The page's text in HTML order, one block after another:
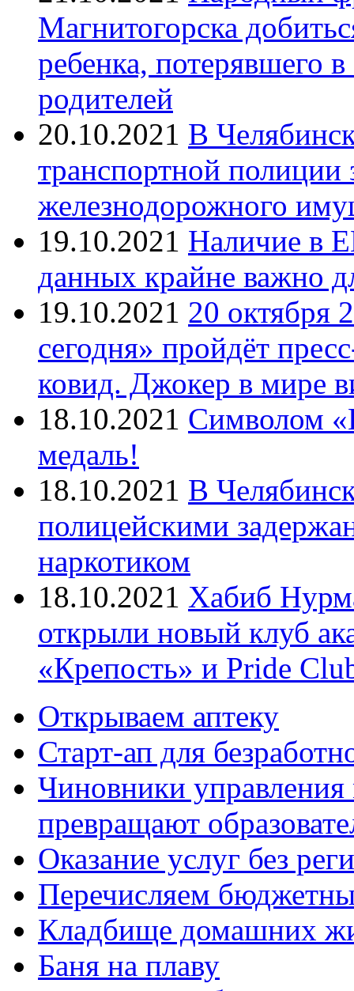
Магнитогорска
ребенка, потерявшего
родителей
20.10.2021 В
транспортной
железнодорожного
19.10.2021 Наличие в
данных крайне важно
19.10.2021 20 октября
сегодня» пройдёт
ковид. Джокер в мире
18.10.2021 Символом
медаль!
18.10.2021 В
полицейскими
наркотиком
18.10.2021 Хабиб
открыли новый клуб
«Крепость» и Pride
Открываем аптеку
Старт-ап для
Чиновники
превращают
Оказание услуг без
Перечисляем
Кладбище домашних
Баня на плаву